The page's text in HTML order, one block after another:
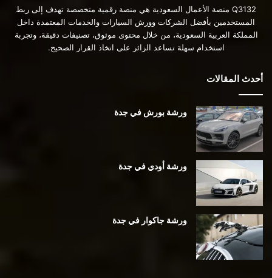
Q3132 منصة الأعمال السعودية هي منصة رقمية متخصصة تهدف إلى ربط
المستخدمين بأفضل الشركات وورش السيارات والخدمات المعتمدة داخل
المملكة العربية السعودية، من خلال محتوى موثوق، تصنيفات دقيقة، وتجربة
استخدام سهلة تساعد الزائر على اتخاذ القرار الصحيح.
أحدث المقالات
ورشة بورش في جدة
ورشة أودي في جدة
ورشة جاكوار في جدة